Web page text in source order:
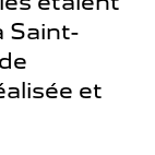
Saint-
et